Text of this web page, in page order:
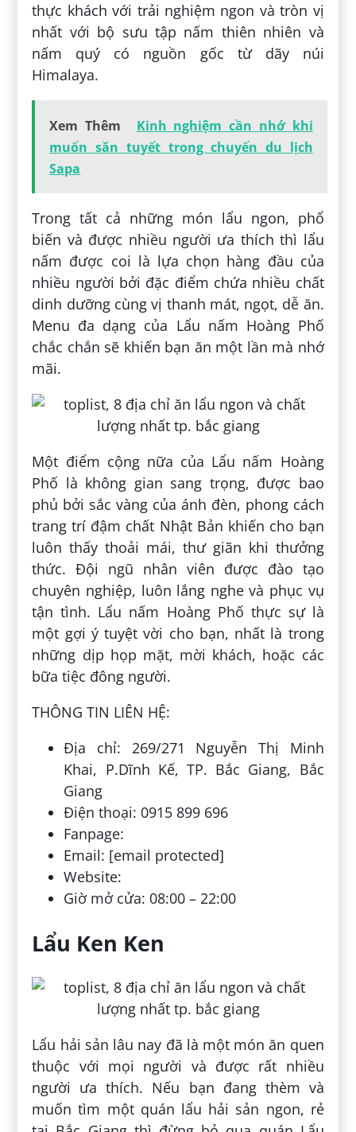
thực khách với trải nghiệm ngon và tròn vị
nhất với bộ sưu tập nấm thiên nhiên và
nấm quý có nguồn gốc từ dãy núi
Himalaya.
Xem Thêm
Kinh nghiệm cần nhớ khi
muốn săn tuyết trong chuyến du lịch
Sapa
Trong tất cả những món lẩu ngon, phổ
biến và được nhiều người ưa thích thì lẩu
nấm được coi là lựa chọn hàng đầu của
nhiều người bởi đặc điểm chứa nhiều chất
dinh dưỡng cùng vị thanh mát, ngọt, dễ ăn.
Menu đa dạng của Lẩu nấm Hoàng Phố
chắc chắn sẽ khiến bạn ăn một lần mà nhớ
mãi.
Một điểm cộng nữa của Lẩu nấm Hoàng
Phố là không gian sang trọng, được bao
phủ bởi sắc vàng của ánh đèn, phong cách
trang trí đậm chất Nhật Bản khiến cho bạn
luôn thấy thoải mái, thư giãn khi thưởng
thức. Đội ngũ nhân viên được đào tạo
chuyên nghiệp, luôn lắng nghe và phục vụ
tận tình. Lẩu nấm Hoàng Phố thực sự là
một gợi ý tuyệt vời cho bạn, nhất là trong
những dịp họp mặt, mời khách, hoặc các
bữa tiệc đông người.
THÔNG TIN LIÊN HỆ:
Địa chỉ: 269/271 Nguyễn Thị Minh
Khai, P.Dĩnh Kế, TP. Bắc Giang, Bắc
Giang
Điện thoại: 0915 899 696
Fanpage:
Email: [email protected]
Website:
Giờ mở cửa: 08:00 – 22:00
Lẩu Ken Ken
Lẩu hải sản lâu nay đã là một món ăn quen
thuộc với mọi người và được rất nhiều
người ưa thích. Nếu bạn đang thèm và
muốn tìm một quán lẩu hải sản ngon, rẻ